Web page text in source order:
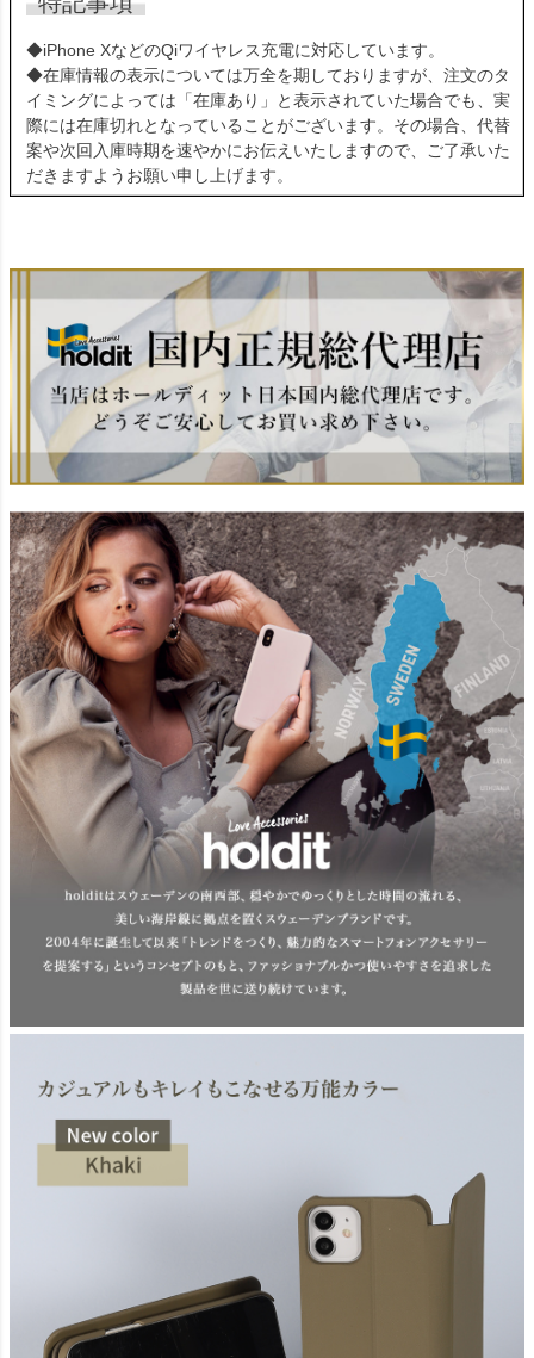
◆iPhone XなどのQiワイヤレス充電に対応しています。
◆在庫情報の表示については万全を期しておりますが、注文のタ
イミングによっては「在庫あり」と表示されていた場合でも、実
際には在庫切れとなっていることがございます。その場合、代替
案や次回入庫時期を速やかにお伝えいたしますので、ご了承いた
だきますようお願い申し上げます。